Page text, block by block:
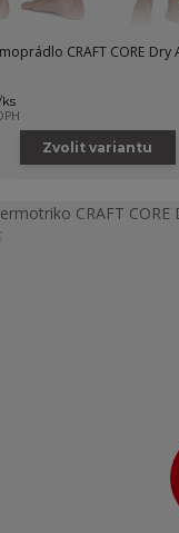
CRAFT CORE Dry
ks
Zvolit variantu